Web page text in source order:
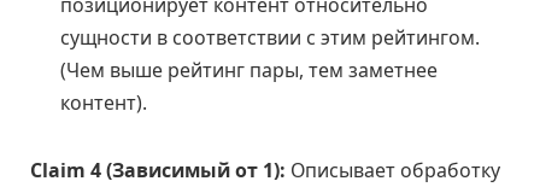
сущности в соответствии с этим рейтингом.
(Чем выше рейтинг пары, тем заметнее
контент).
Claim 4 (Зависимый от 1): Описывает обработку